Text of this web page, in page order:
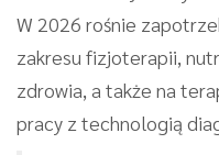
W 2026 rośnie
zakresu fizjoterapii,
zdrowia, a także na
pracy z technologią